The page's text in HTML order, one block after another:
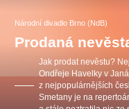
Národní divadlo Brno (NdB)
Prodaná
Jak prodat nevěstu?
Ondřeje Havelky v
z nejpopulárnějších
Smetany je na
OBYČEJNÁ HOLKA
Agentura 44, s.r.o.
s.r.o.
Ostatní hledají